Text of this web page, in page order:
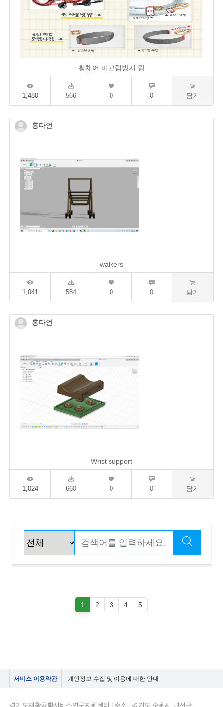
휠체어 미끄럼방지 링
1,480 566 0 0 담기
홍다언
walkers
1,041 584 0 0 담기
홍다언
Wrist support
1,024 660 0 0 담기
1 2 3 4 5
서비스 이용약관 개인정보 수집 및 이용에 대한 안내
경기도재활공학서비스연구지원센터 | 주소 : 경기도 수원시 권선구